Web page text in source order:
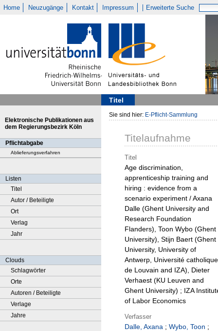
Home Neuzugänge Kontakt Impressum Erweiterte Suche
Titel
Elektronische Publikationen aus
dem Regierungsbezirk Köln
Pflichtabgabe
Ablieferungsverfahren
Listen
Titel
Autor / Beteiligte
Ort
Verlag
Jahr
Clouds
Schlagwörter
Orte
Autoren / Beteiligte
Verlage
Jahre
Sie sind hier: E-Pflicht-Sammlung
Titelaufnahme
Titel
Age discrimination,
apprenticeship training and
hiring : evidence from a
scenario experiment / Axana
Dalle (Ghent University and
Research Foundation
Flanders), Toon Wybo (Ghent
University), Stijn Baert (Ghent
University, University of
Antwerp, Université catholique
de Louvain and IZA), Dieter
Verhaest (KU Leuven and
Ghent University) ; IZA
of Labor Economics
Verfasser
Dalle, Axana ; Wybo, Toon ;